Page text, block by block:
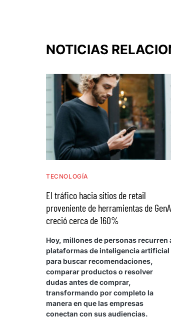
NOTICIAS
TECNOLOGÍA
El tráfico hacia sitios de retail
proveniente de herramientas de
creció cerca de 160%
Hoy, millones de personas recurren
plataformas de inteligencia artificial
para buscar recomendaciones,
comparar productos o resolver
dudas antes de comprar,
transformando por completo la
manera en que las empresas
conectan con sus audiencias.